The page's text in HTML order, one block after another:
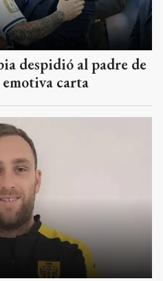
despidió al padre de
carta